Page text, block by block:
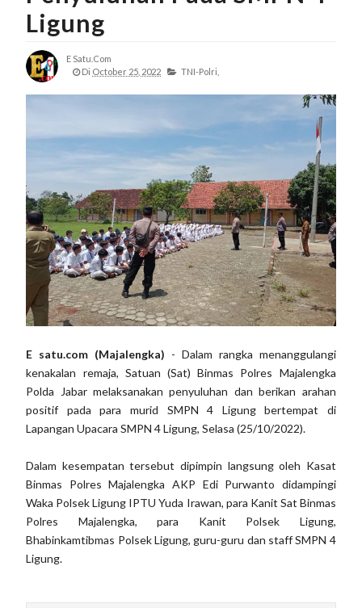
Ligung
E Satu.com
Di October 25, 2022 TNI-Polri,
E satu.com (Majalengka) - Dalam rangka menanggulangi
kenakalan remaja, Satuan (Sat) Binmas Polres Majalengka
Polda Jabar melaksanakan penyuluhan dan berikan arahan
positif pada para murid SMPN 4 Ligung bertempat di
Lapangan Upacara SMPN 4 Ligung, Selasa (25/10/2022).
Dalam kesempatan tersebut dipimpin langsung oleh Kasat
Binmas Polres Majalengka AKP Edi Purwanto didampingi
Waka Polsek Ligung IPTU Yuda Irawan, para Kanit Sat Binmas
Polres Majalengka, para Kanit Polsek Ligung,
Bhabinkamtibmas Polsek Ligung, guru-guru dan staff SMPN 4
Ligung.